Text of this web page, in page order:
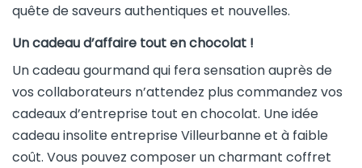
quête de saveurs authentiques et nouvelles.
Un cadeau d’affaire tout en chocolat !
Un cadeau gourmand qui fera sensation auprès de
vos collaborateurs n’attendez plus commandez vos
cadeaux d’entreprise tout en chocolat. Une idée
cadeau insolite entreprise Villeurbanne et à faible
coût. Vous pouvez composer un charmant coffret